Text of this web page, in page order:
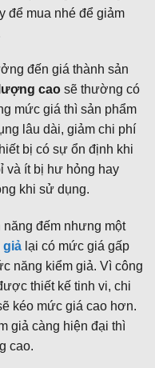
để mua nhé để giảm
đến giá thành sản
cao sẽ thường có
mức giá thì sản phẩm
lâu dài, giảm chi phí
bị có sự ổn định khi
và ít bị hư hỏng hay
khi sử dụng.
năng đếm nhưng một
giả lại có mức giá gấp
năng kiểm giả. Vì công
thiết kế tinh vi, chi
kéo mức giá cao hơn.
giả càng hiện đại thì
cao.